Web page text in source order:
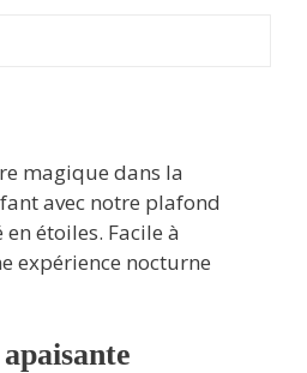
magique dans la
avec notre plafond
étoiles. Facile à
expérience nocturne